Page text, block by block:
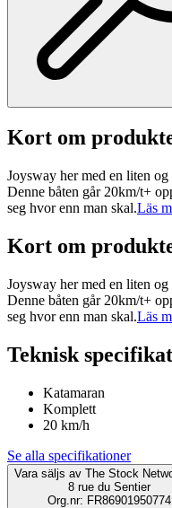
Kort om
Joysway her med en liten
Denne båten går 20km/t+
seg hvor enn man skal.Läs
Kort om
Joysway her med en liten
Denne båten går 20km/t+
seg hvor enn man skal.Läs
Teknisk
Katamaran
Komplett
20 km/h
Se alla specifikationer
Vara säljs av The Stock
8 rue du Sentier
Org.nr: FR86901950774